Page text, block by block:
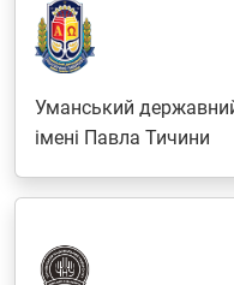
Уманський державний
імені Павла Тичини